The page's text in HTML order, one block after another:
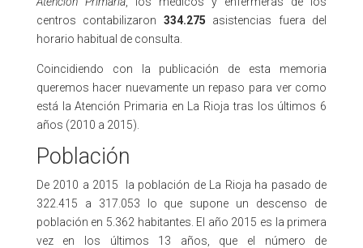
centros contabilizaron 334.275 asistencias fuera del
horario habitual de consulta.
Coincidiendo con la publicación de esta memoria
queremos hacer nuevamente un repaso para ver como
está la Atención Primaria en La Rioja tras los últimos 6
años (2010 a 2015).
Población
De 2010 a 2015 la población de La Rioja ha pasado de
322.415 a 317.053 lo que supone un descenso de
población en 5.362 habitantes. El año 2015 es la primera
vez en los últimos 13 años, que el número de